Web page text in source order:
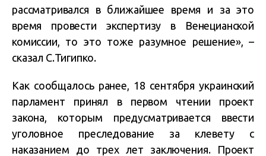
рассматривался в ближайшее время и за это
время провести экспертизу в Венецианской
комиссии, то это тоже разумное решение», –
сказал С.Тигипко.
Как сообщалось ранее, 18 сентября украинский
парламент принял в первом чтении проект
закона, которым предусматривается ввести
уголовное преследование за клевету с
наказанием до трех лет заключения. Проект